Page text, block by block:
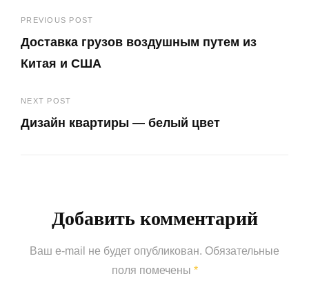
Навигация
по
PREVIOUS POST
Доставка грузов воздушным путем из
Китая и США
Post
NEXT POST
Дизайн квартиры — белый цвет
Добавить комментарий
Ваш e-mail не будет опубликован. Обязательные
поля помечены *